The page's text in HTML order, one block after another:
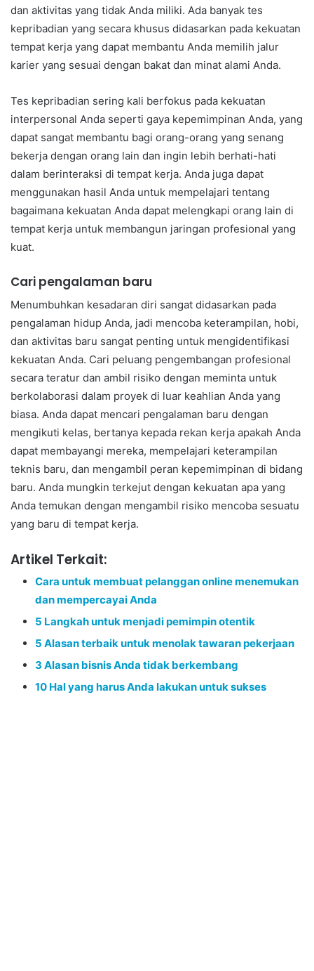
dan aktivitas yang tidak Anda miliki. Ada banyak tes
kepribadian yang secara khusus didasarkan pada kekuatan
tempat kerja yang dapat membantu Anda memilih jalur
karier yang sesuai dengan bakat dan minat alami Anda.
Tes kepribadian sering kali berfokus pada kekuatan
interpersonal Anda seperti gaya kepemimpinan Anda, yang
dapat sangat membantu bagi orang-orang yang senang
bekerja dengan orang lain dan ingin lebih berhati-hati
dalam berinteraksi di tempat kerja. Anda juga dapat
menggunakan hasil Anda untuk mempelajari tentang
bagaimana kekuatan Anda dapat melengkapi orang lain di
tempat kerja untuk membangun jaringan profesional yang
kuat.
Cari pengalaman baru
Menumbuhkan kesadaran diri sangat didasarkan pada
pengalaman hidup Anda, jadi mencoba keterampilan, hobi,
dan aktivitas baru sangat penting untuk mengidentifikasi
kekuatan Anda. Cari peluang pengembangan profesional
secara teratur dan ambil risiko dengan meminta untuk
berkolaborasi dalam proyek di luar keahlian Anda yang
biasa. Anda dapat mencari pengalaman baru dengan
mengikuti kelas, bertanya kepada rekan kerja apakah Anda
dapat membayangi mereka, mempelajari keterampilan
teknis baru, dan mengambil peran kepemimpinan di bidang
baru. Anda mungkin terkejut dengan kekuatan apa yang
Anda temukan dengan mengambil risiko mencoba sesuatu
yang baru di tempat kerja.
Artikel Terkait:
Cara untuk membuat pelanggan online menemukan
dan mempercayai Anda
5 Langkah untuk menjadi pemimpin otentik
5 Alasan terbaik untuk menolak tawaran pekerjaan
3 Alasan bisnis Anda tidak berkembang
10 Hal yang harus Anda lakukan untuk sukses